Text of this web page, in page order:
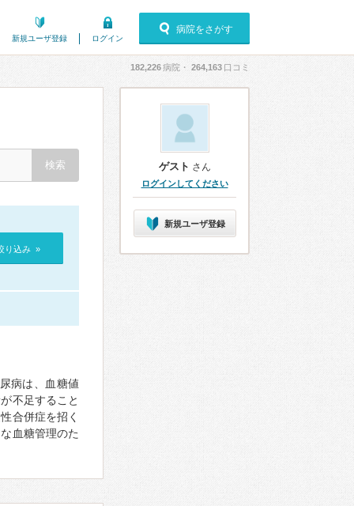
新規ユーザ登録 ログイン
病院をさがす
182,226病院・ 264,163 口コミ
り込み »
病は、血糖値
不足すること
合併症を招く
血糖管理のた
ゲスト さん
ログインしてください
新規ユーザ登録